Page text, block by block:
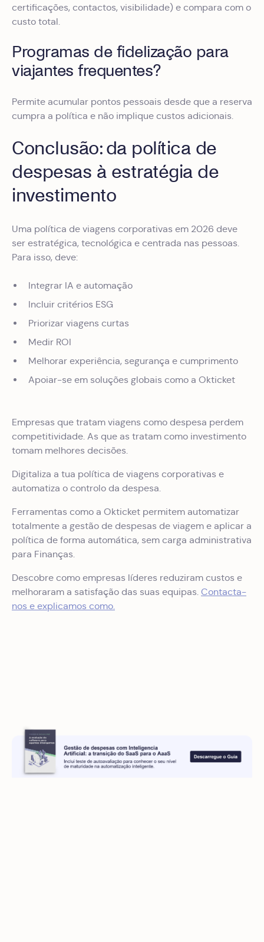
certificações, contactos, visibilidade) e compara com o
custo total.
Programas de fidelização para
viajantes frequentes?
Permite acumular pontos pessoais desde que a reserva
cumpra a política e não implique custos adicionais.
Conclusão: da política de
despesas à estratégia de
investimento
Uma política de viagens corporativas em 2026 deve
ser estratégica, tecnológica e centrada nas pessoas.
Para isso, deve:
Integrar IA e automação
Incluir critérios ESG
Priorizar viagens curtas
Medir ROI
Melhorar experiência, segurança e cumprimento
Apoiar-se em soluções globais como a Okticket
Empresas que tratam viagens como despesa perdem
competitividade. As que as tratam como investimento
tomam melhores decisões.
Digitaliza a tua política de viagens corporativas e
automatiza o controlo da despesa.
Ferramentas como a Okticket permitem automatizar
totalmente a gestão de despesas de viagem e aplicar a
política de forma automática, sem carga administrativa
para Finanças.
Descobre como empresas líderes reduziram custos e
melhoraram a satisfação das suas equipas. Contacta-
nos e explicamos como.